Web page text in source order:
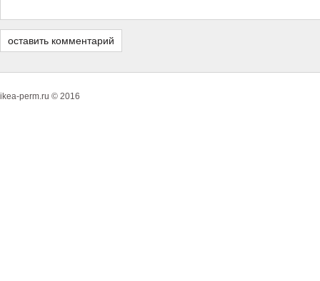
ikea-perm.ru © 2016